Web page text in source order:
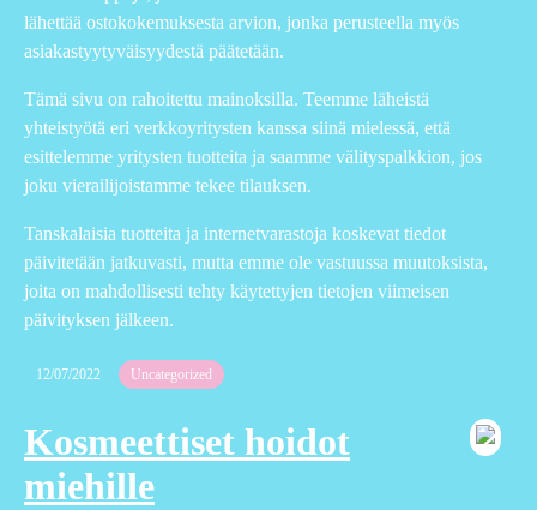
lähettää ostokokemuksesta arvion, jonka perusteella myös
asiakastyytyväisyydestä päätetään.
Tämä sivu on rahoitettu mainoksilla. Teemme läheistä
yhteistyötä eri verkkoyritysten kanssa siinä mielessä, että
esittelemme yritysten tuotteita ja saamme välityspalkkion, jos
joku vierailijoistamme tekee tilauksen.
Tanskalaisia tuotteita ja internetvarastoja koskevat tiedot
päivitetään jatkuvasti, mutta emme ole vastuussa muutoksista,
joita on mahdollisesti tehty käytettyjen tietojen viimeisen
päivityksen jälkeen.
12/07/2022 Uncategorized
Kosmeettiset hoidot
miehille